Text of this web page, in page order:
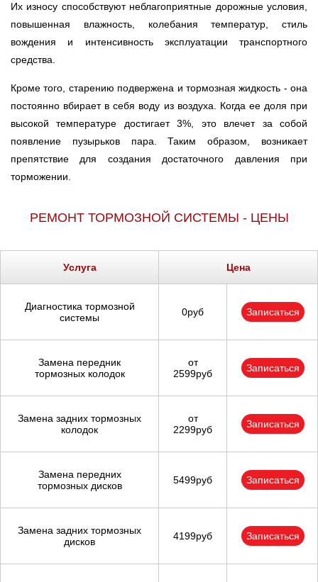
Их износу способствуют неблагоприятные дорожные условия,
повышенная влажность, колебания температур, стиль
вождения и интенсивность эксплуатации транспортного
средства.
Кроме того, старению подвержена и тормозная жидкость - она
постоянно вбирает в себя воду из воздуха. Когда ее доля при
высокой температуре достигает 3%, это влечет за собой
появление пузырьков пара. Таким образом, возникает
препятствие для создания достаточного давления при
торможении.
РЕМОНТ ТОРМОЗНОЙ СИСТЕМЫ - ЦЕНЫ
Услуга Цена
Диагностика тормозной
системы
0руб Записаться
Замена передник
тормозных колодок
от
2599руб
Записаться
Замена задних тормозных
колодок
от
2299руб
Записаться
Замена передних
тормозных дисков
5499руб Записаться
Замена задних тормозных
дисков
4199руб Записаться